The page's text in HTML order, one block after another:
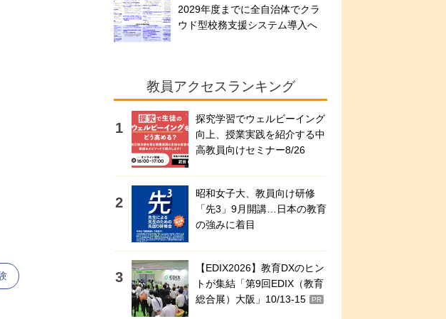
2029年度までに全自治体でクラ
ウド型校務支援システム導入へ
教員アクセスランキング
探究学習でウェルビーイング
向上、授業実践を紹介する中
高教員向けセミナー8/26
昭和女子大、教員向け研修
「先3」9月開講…日本の教育
の強みに着目
【EDIX2026】教育DXのヒン
トが集結「第9回EDIX（教育
総合展）大阪」10/13-15
PR